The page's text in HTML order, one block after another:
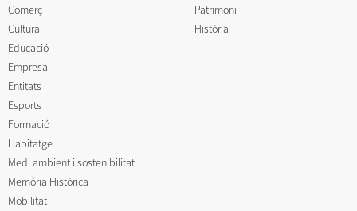
Comerç
Cultura
Educació
Empresa
Entitats
Esports
Formació
Habitatge
Medi ambient i sostenibilitat
Memòria Històrica
Mobilitat
Patrimoni
Història